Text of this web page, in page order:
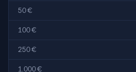
50 €
100 €
250 €
1.000 €